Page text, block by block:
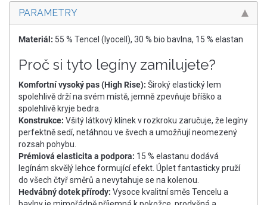
PARAMETRY
Materiál: 55 % Tencel (lyocell), 30 % bio bavlna, 15 % elastan
Proč si tyto legíny zamilujete?
Komfortní vysoký pas (High Rise): Široký elastický lem
spolehlivě drží na svém místě, jemně zpevňuje bříško a
spolehlivě kryje bedra.
Konstrukce: Všitý látkový klínek v rozkroku zaručuje, že legíny
perfektně sedí, netáhnou ve švech a umožňují neomezený
rozsah pohybu.
Prémiová elasticita a podpora: 15 % elastanu dodává
legínám skvělý lehce formující efekt. Úplet fantasticky pruží
do všech čtyř směrů a nevytahuje se na kolenou.
Hedvábný dotek přírody: Vysoce kvalitní směs Tencelu a